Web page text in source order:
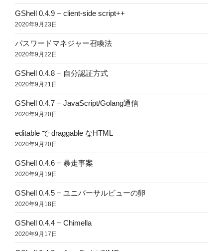
GShell 0.4.9 − client-side script++
2020年9月23日
パスワードマネジャー召喚法
2020年9月22日
GShell 0.4.8 − 自分認証方式
2020年9月21日
GShell 0.4.7 − JavaScript/Golang通信
2020年9月20日
editable で draggable なHTML
2020年9月20日
GShell 0.4.6 − 暴走事案
2020年9月19日
GShell 0.4.5 − ユニバーサルビューの卵
2020年9月18日
GShell 0.4.4 − Chimella
2020年9月17日